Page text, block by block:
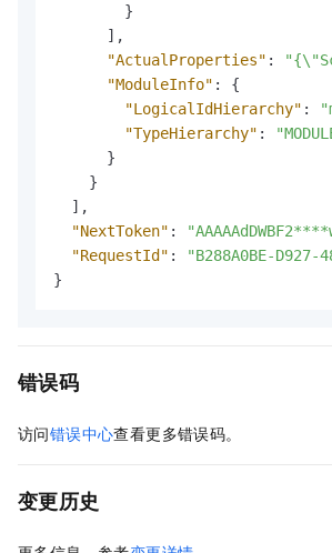
}
] ,
"ActualProperties" :
"ModuleInfo" :
{
"LogicalIdHierarchy" :
"TypeHierarchy" :
}
}
] ,
"NextToken" :
"RequestId" :
"B288A0BE-D927-
}
错误码
访问错误中心查看更多错误码。
变更历史